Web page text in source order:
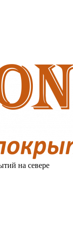
на севере